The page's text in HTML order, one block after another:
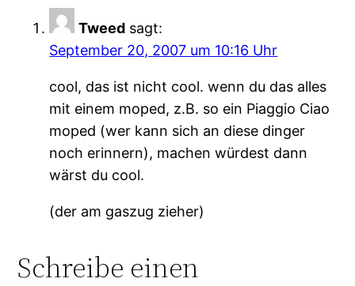
Tweed sagt:
September 20, 2007 um 10:16 Uhr
cool, das ist nicht cool. wenn du das alles
mit einem moped, z.B. so ein Piaggio Ciao
moped (wer kann sich an diese dinger
noch erinnern), machen würdest dann
wärst du cool.
(der am gaszug zieher)
Schreibe einen